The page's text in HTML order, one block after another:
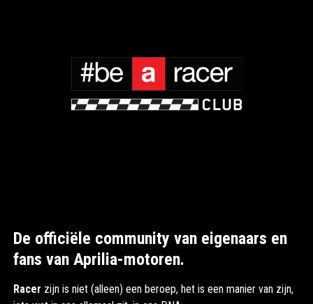
De officiële community van eigenaars en
fans van Aprilia-motoren.
Racer zijn is niet (alleen) een beroep, het is een manier van zijn,